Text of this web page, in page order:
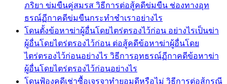
ภริยา ข่มขืนคู่สมรส วิธีการต่อสู้คดีข่มขืน ช่องทางอุท
ธรณ์ฏีกาคดีข่มขืนกระทำชำเราอย่างไร
โดนตั้งข้อหาฆ่าผู้อื่นโดยไตร่ตรองไว้ก่อน อย่างไรเป็นฆ่า
ผู้อื่นโดยไตร่ตรองไว้ก่อน ต่อสู้คดีข้อหาฆ่าผู้อื่นโดย
ไตร่ตรองไว้ก่อนอย่างไร วิธีการอุทธรณ์ฏีกาคดีข้อหาฆ่า
ผู้อื่นโดยไตร่ตรองไว้ก่อนอย่างไร
โดนฟ้องคดีเช่าซื้อเจรจาทำยอมดีหรือไม่ วิธีการต่อสู้กรณี